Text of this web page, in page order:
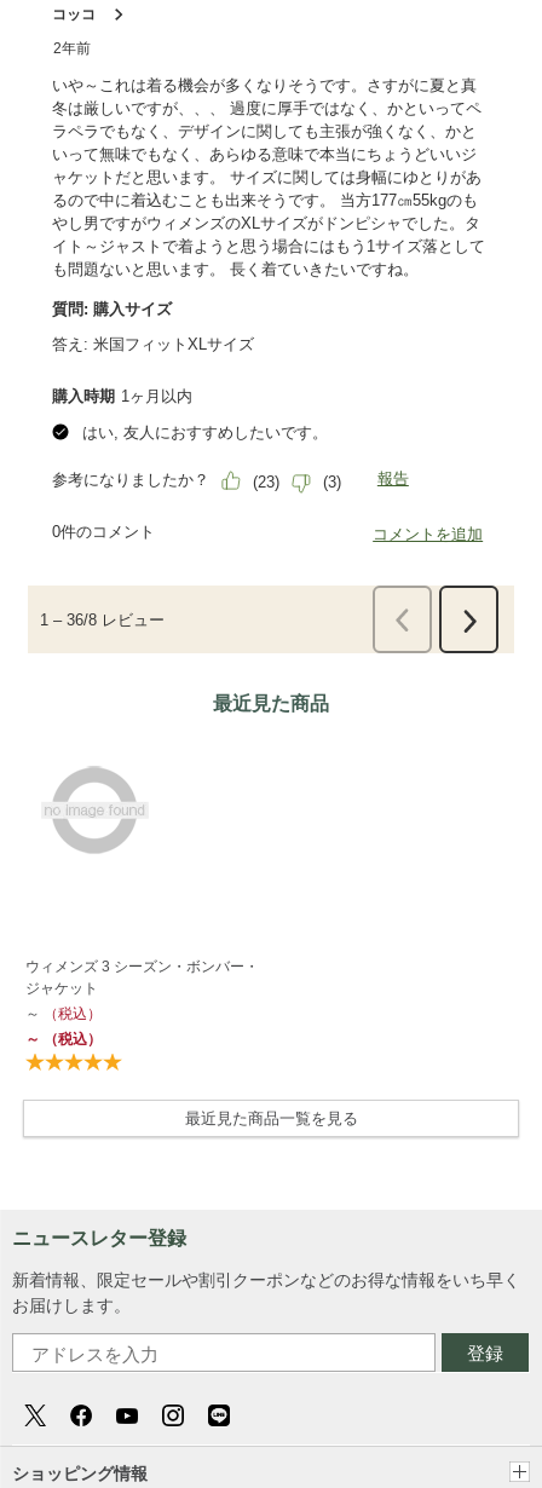
最近見た商品
ウィメンズ 3 シーズン・ボンバー・
ジャケット
～
（税込）
～
（税込）
最近見た商品一覧を見る
ニュースレター登録
新着情報、限定セールや割引クーポンなどのお得な情報をいち早く
お届けします。
登録
ショッピング情報